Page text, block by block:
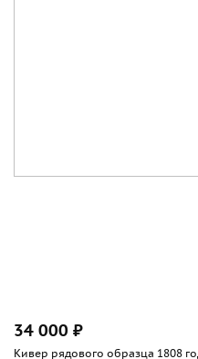
34 000 ₽
Кивер рядового образца 1808